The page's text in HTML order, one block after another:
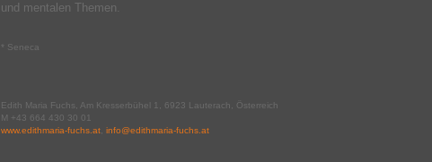
und mentalen Themen.
* Seneca
Edith Maria Fuchs, Am Kresserbühel 1, 6923 Lauterach, Österreich
M +43 664 430 30 01
www.edithmaria-fuchs.at info@edithmaria-fuchs.at